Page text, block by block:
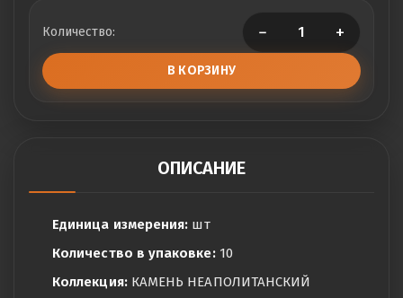
Количество: − +
В КОРЗИНУ
ОПИСАНИЕ
Единица измерения: шт
Количество в упаковке:10
Коллекция:КАМЕНЬ НЕАПОЛИТАНСКИЙ